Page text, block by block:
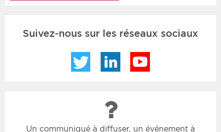
Suivez-nous sur les réseaux sociaux
Twitter LinkedIn
Un communiqué à diffuser, un événement à